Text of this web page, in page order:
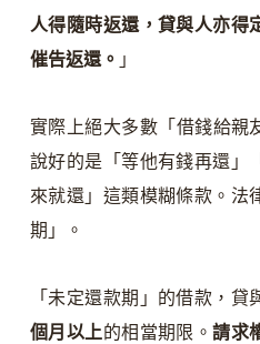
人得隨時返還，貸與人亦得
催告返還。 」
實際上絕大多數「借錢給
說好的是「等他有錢再還」
來就還」這類模糊條款。法
期」。
「未定還款期」的借款，貸
個月以上的相當期限。請求